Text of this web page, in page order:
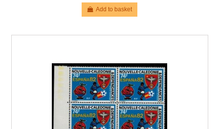
Add to basket